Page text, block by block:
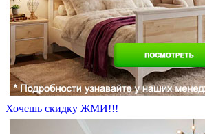
Хочешь скидку ЖМИ!!!